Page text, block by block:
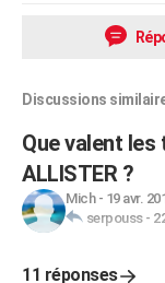
Discussions
Que valent
ALLISTER ?
Mich- 19 avr.
serpouss-
11 réponses